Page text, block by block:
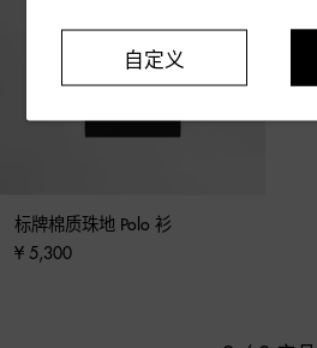
标牌棉质珠地 Polo 衫
¥ 5,300
自定义